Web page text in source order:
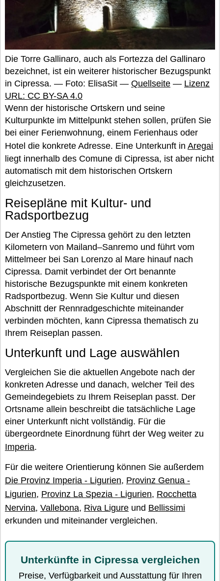
Die Torre Gallinaro, auch als Fortezza del Gallinaro
bezeichnet, ist ein weiterer historischer Bezugspunkt
in Cipressa. — Foto: ElisaSit — Quellseite — Lizenz
URL: CC BY-SA 4.0
Wenn der historische Ortskern und seine
Kulturpunkte im Mittelpunkt stehen sollen, prüfen Sie
bei einer Ferienwohnung, einem Ferienhaus oder
Hotel die konkrete Adresse. Eine Unterkunft in Aregai
liegt innerhalb des Comune di Cipressa, ist aber nicht
automatisch mit dem historischen Ortskern
gleichzusetzen.
Reisepläne mit Kultur- und
Radsportbezug
Der Anstieg The Cipressa gehört zu den letzten
Kilometern von Mailand–Sanremo und führt vom
Mittelmeer bei San Lorenzo al Mare hinauf nach
Cipressa. Damit verbindet der Ort benannte
historische Bezugspunkte mit einem konkreten
Radsportbezug. Wenn Sie Kultur und diesen
Abschnitt der Rennradgeschichte miteinander
verbinden möchten, kann Cipressa thematisch zu
Ihrem Reiseplan passen.
Unterkunft und Lage auswählen
Vergleichen Sie die aktuellen Angebote nach der
konkreten Adresse und danach, welcher Teil des
Gemeindegebiets zu Ihrem Reiseplan passt. Der
Ortsname allein beschreibt die tatsächliche Lage
einer Unterkunft nicht vollständig. Für die
übergeordnete Einordnung führt der Weg weiter zu
Imperia.
Für die weitere Orientierung können Sie außerdem
Die Provinz Imperia - Ligurien, Provinz Genua -
Ligurien, Provinz La Spezia - Ligurien, Rocchetta
Nervina, Vallebona, Riva Ligure und Bellissimi
erkunden und miteinander vergleichen.
Unterkünfte in Cipressa vergleichen
Preise, Verfügbarkeit und Ausstattung für Ihren